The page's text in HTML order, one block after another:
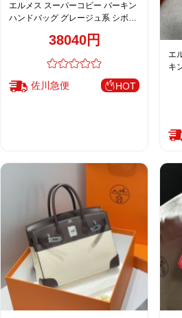
エルメス スーパーコピー バーキン
ハンドバッグ グレージュ系 シボレ
38040円
佐川急便 HOT
エ
キ